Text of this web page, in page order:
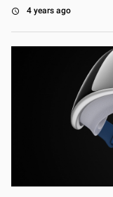
access_time 4 years ago